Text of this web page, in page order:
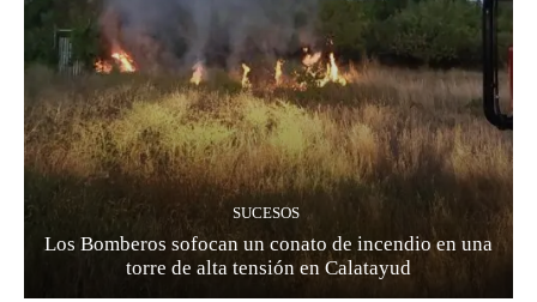
SUCESOS
Los Bomberos sofocan un conato de incendio en una
torre de alta tensión en Calatayud